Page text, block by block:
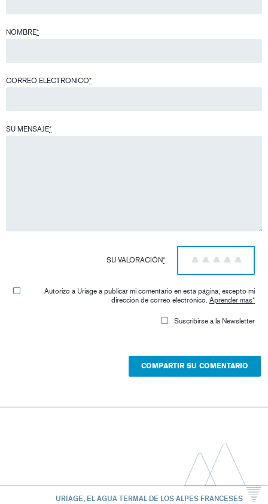
NOMBRE*
CORREO ELECTRONICO*
SU MENSAJE*
SU VALORACIÓN* 5
4
3
2
1
Autorizo ​​a Uriage a publicar mi comentario en esta página, excepto mi
dirección de correo electrónico.Aprender mas*
Suscribirse a la Newsletter
URIAGE, EL AGUA TERMAL DE LOS ALPES FRANCESES